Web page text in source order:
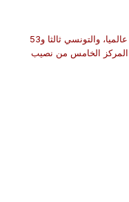
وجاء المنتخب المغربي في المركز الثاني و45 عالميا، والتونسي ثالثا و53
بينما كان المركز الخامس من نصيب